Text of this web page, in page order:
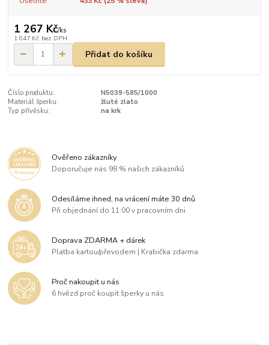
1 267 Kč/ks
1 047 Kč bez DPH
Přidat do košíku
Číslo produktu:
N5039-585/1000
Materiál šperku:
žluté zlato
Typ přívěsku:
na krk
Ověřeno zákazníky
Doporučuje nás 98 % našich zákazníků
Odesíláme ihned, na vrácení máte 30 dnů
Při objednání do 11:00 v pracovním dni
Doprava ZDARMA + dárek
Platba kartou/převodem | Krabička zdarma
Proč nakoupit u nás
6 hvězd proč koupit šperky u nás